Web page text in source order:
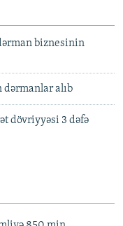
biznesinin
alıb
dövriyyəsi 3 dəfə